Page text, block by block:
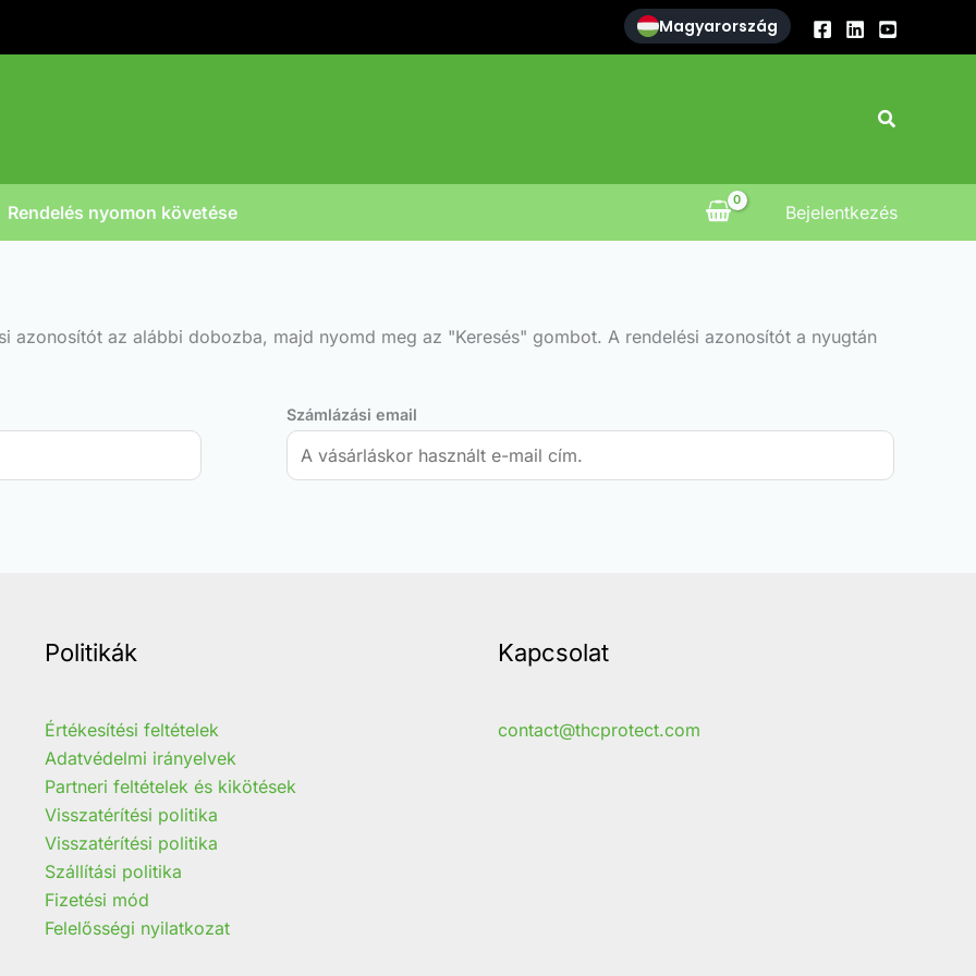
Magyarország
Search
Rendelés nyomon követése Bejelentkezés
azonosítót az alábbi dobozba, majd nyomd meg az "Keresés" gombot. A rendelési azonosítót a nyugtán
Számlázási email
Politikák
Értékesítési feltételek
Adatvédelmi irányelvek
Partneri feltételek és kikötések
Visszatérítési politika
Visszatérítési politika
Szállítási politika
Fizetési mód
Felelősségi nyilatkozat
Kapcsolat
contact@thcprotect.com